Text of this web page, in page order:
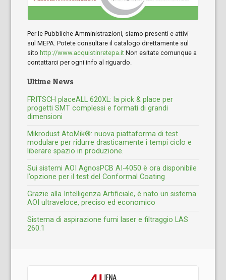
Per le Pubbliche Amministrazioni, siamo presenti e attivi
sul MEPA. Potete consultare il catalogo direttamente sul
sito http://www.acquistinretepa.it Non esitate comunque a
contattarci per ogni info al riguardo.
Ultime News
FRITSCH placeALL 620XL: la pick & place per
progetti SMT complessi e formati di grandi
dimensioni
Mikrodust AtoMik®: nuova piattaforma di test
modulare per ridurre drasticamente i tempi ciclo e
liberare spazio in produzione.
Sui sistemi AOI AgnosPCB AI-4050 è ora disponibile
l’opzione per il test del Conformal Coating
Grazie alla Intelligenza Artificiale, è nato un sistema
AOI ultraveloce, preciso ed economico
Sistema di aspirazione fumi laser e filtraggio LAS
260.1